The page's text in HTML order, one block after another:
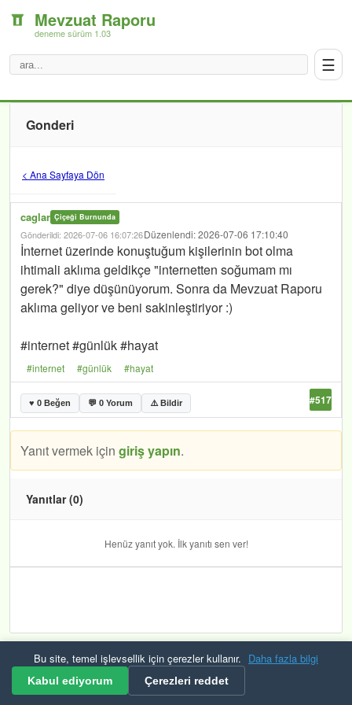
Mevzuat Raporu
deneme sürüm 1.03
☰
Gonderi
< Ana Sayfaya Dön
caglar Çiçeği Burnunda
Gönderildi: 2026-07-06 16:07:26Düzenlendi: 2026-07-06 17:10:40
İnternet üzerinde konuştuğum kişilerinin bot olma
ihtimali aklıma geldikçe "internetten soğumam mı
gerek?" diye düşünüyorum. Sonra da Mevzuat Raporu
aklıma geliyor ve beni sakinleştiriyor :)
#internet #günlük #hayat
#internet #günlük #hayat
♥ 0 Beğen 💬 0 Yorum ⚠️ Bildir #517
Yanıt vermek için giriş yapın.
Yanıtlar (0)
Henüz yanıt yok. İlk yanıtı sen ver!
Bu site, temel işlevsellik için çerezler kullanır. Daha fazla bilgi
Kabul ediyorum Çerezleri reddet
Kurallar ve ŞartlarGizlilikGüvenlikKVKKÇerezler
© 2026 Mevzuat Raporu Tüm hakları saklıdır. Bulana çerek altın veriyoruz.🟡